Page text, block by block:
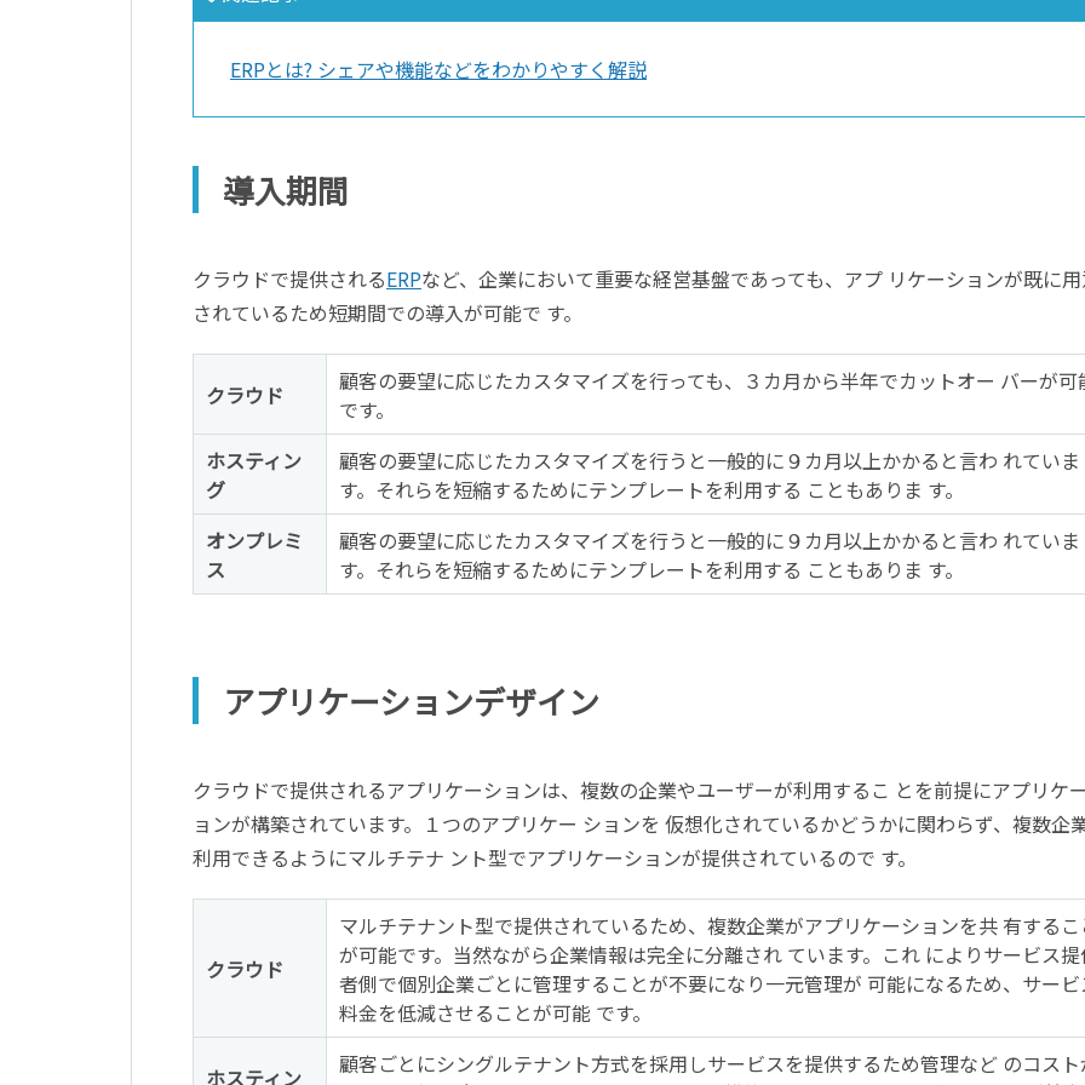
ERPとは? シェアや機能などをわかりやすく解説
導入期間
クラウドで提供されるERPなど、企業において重要な経営基盤であっても、アプ リケーションが既に
されているため短期間での導入が可能で す。
クラウド
顧客の要望に応じたカスタマイズを行っても、３カ月から半年でカットオー バーが可
です。
ホスティン
グ
顧客の要望に応じたカスタマイズを行うと一般的に９カ月以上かかると言わ れていま
す。それらを短縮するためにテンプレートを利用する こともありま す。
オンプレミ
ス
顧客の要望に応じたカスタマイズを行うと一般的に９カ月以上かかると言わ れていま
す。それらを短縮するためにテンプレートを利用する こともありま す。
アプリケーションデザイン
クラウドで提供されるアプリケーションは、複数の企業やユーザーが利用するこ とを前提にアプリケ
ョンが構築されています。１つのアプリケー ションを 仮想化されているかどうかに関わらず、複数企
利用できるようにマルチテナ ント型でアプリケーションが提供されているので す。
クラウド
マルチテナント型で提供されているため、複数企業がアプリケーションを共 有する
が可能です。当然ながら企業情報は完全に分離され ています。これ によりサービス
者側で個別企業ごとに管理することが不要になり一元管理が 可能になるため、サー
料金を低減させることが可能 です。
ホスティン
顧客ごとにシングルテナント方式を採用しサービスを提供するため管理など のコス